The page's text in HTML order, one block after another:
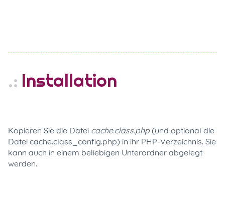
Installation
Kopieren Sie die Datei cache.class.php (und optional die
Datei cache.class_config.php) in ihr PHP-Verzeichnis. Sie
kann auch in einem beliebigen Unterordner abgelegt
werden.